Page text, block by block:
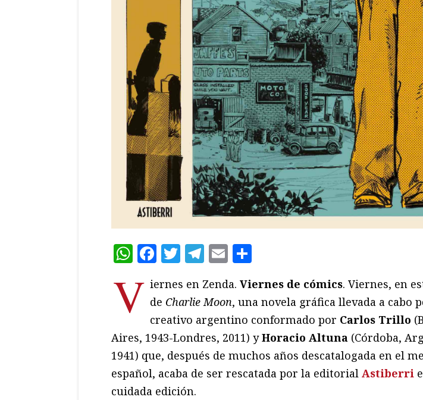
WhatsApp
Facebook
Twitter
Telegram
Email
V iernes en Zenda. Viernes de cómics. Viernes, en
de Charlie Moon, una novela gráfica llevada a cabo
creativo argentino conformado por Carlos Trillo
Aires, 1943-Londres, 2011) yHoracio Altuna (Córdoba,
1941) que, después de muchos años descatalogada en el
español, acaba de ser rescatada por la editorial Astiberri
cuidada edición.